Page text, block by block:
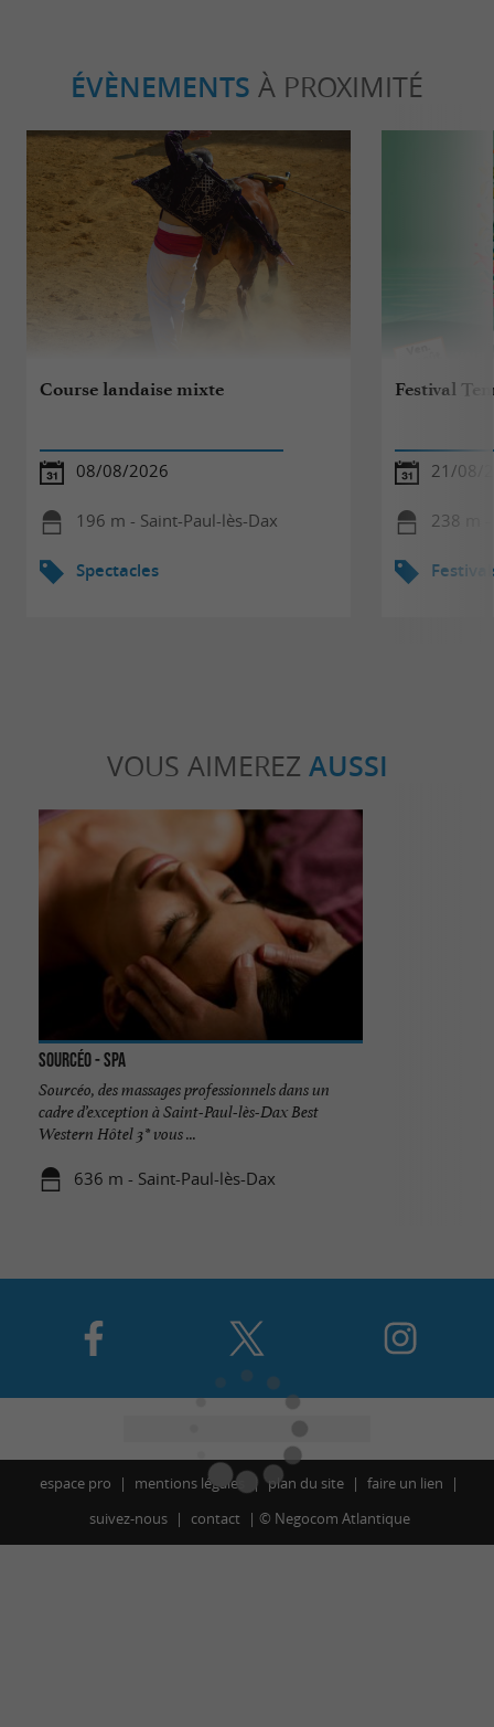
ÉVÈNEMENTS À PROXIMITÉ
Course landaise mixte
08/08/2026
196 m - Saint-Paul-lès-Dax
Spectacles
Festival
21/08/
238 m -
VOUS AIMEREZ AUSSI
Sourcéo - Spa
Sourcéo, des massages professionnels dans un
cadre d’exception à Saint-Paul-lès-Dax Best
Western Hôtel 3* vous ...
636 m - Saint-Paul-lès-Dax
espace pro mentions légales plan du site
faire un lien
suivez-nous
contact © Negocom Atlantique